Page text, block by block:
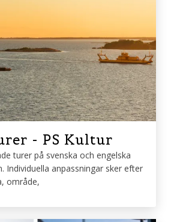
- PS Kultur
turer på svenska och engelska
Individuella anpassningar sker efter
område,